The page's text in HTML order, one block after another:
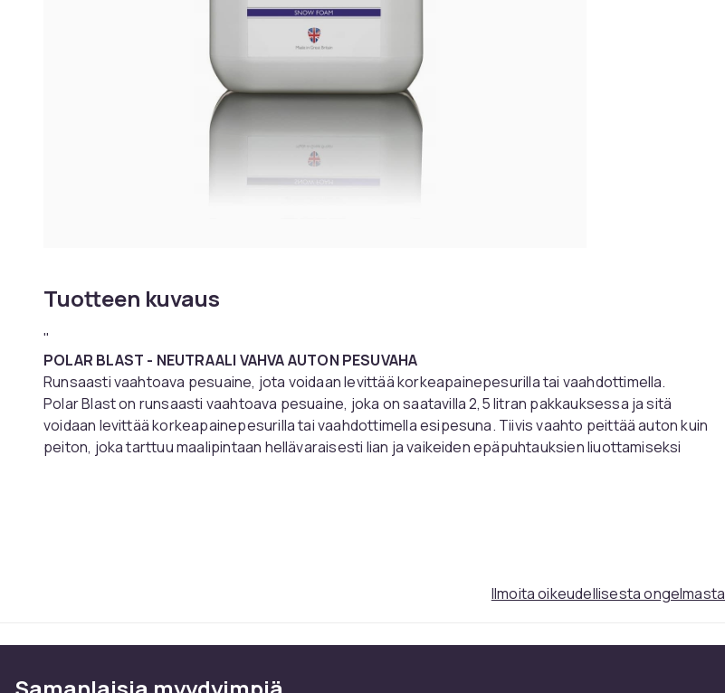
Tuotteen kuvaus
"
POLAR BLAST - NEUTRAALI VAHVA AUTON PESUVAHA
Runsaasti vaahtoava pesuaine, jota voidaan levittää korkeapainepesurilla tai vaahdottimella.
Polar Blast on runsaasti vaahtoava pesuaine, joka on saatavilla 2,5 litran pakkauksessa ja sitä
voidaan levittää korkeapainepesurilla tai vaahdottimella esipesuna. Tiivis vaahto peittää auton kuin
peiton, joka tarttuu maalipintaan hellävaraisesti lian ja vaikeiden epäpuhtauksien liuottamiseksi
1. Ennen aloittamista varmista, että auton runko ja renkaat ovat viileitä koskettaessa eivätkä alttiina
2. Polar Blast voidaan käyttää eri pitoisuuksilla halutun vaahdon tiheyden mukaan. Hyvä lähtökohta
tarpeen mukaan lisäämällä tai vähentämällä vaahtoa.
Ilmoita oikeudellisesta ongelmasta